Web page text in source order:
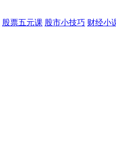
股票五元课 股市小技巧 财经小